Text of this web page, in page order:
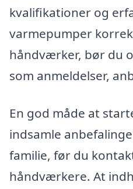
kvalifikationer og
varmepumper
håndværker, bør du
som anmeldelser,
En god måde at
indsamle
familie, før du
håndværkere. At